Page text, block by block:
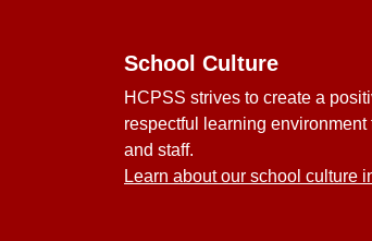
School Culture
HCPSS strives to create a
respectful learning environment
and staff.
Learn about our school culture